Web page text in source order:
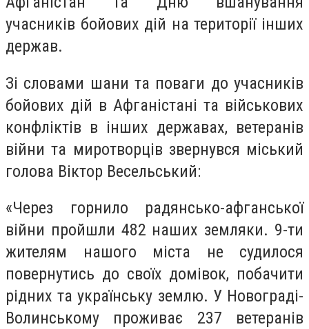
учасників бойових дій на території інших
держав.
Зі словами шани та поваги до учасників
бойових дій в Афганістані та військових
конфліктів в інших державах, ветеранів
війни та миротворців звернувся міський
голова Віктор Весельський:
«Через горнило радянсько-афганської
війни пройшли 482 наших земляки. 9-ти
жителям нашого міста не судилося
повернутись до своїх домівок, побачити
рідних та українську землю. У Новограді-
Волинському проживає 237 ветеранів